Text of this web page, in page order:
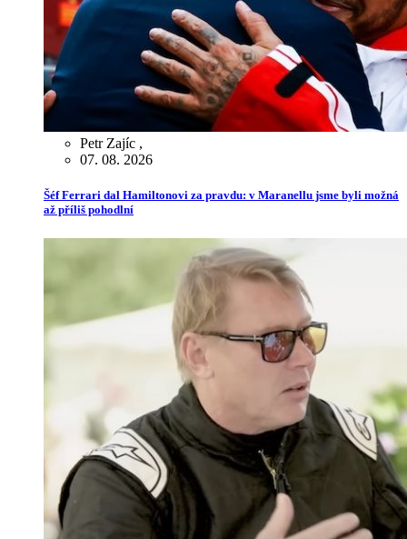
Petr Zajíc ,
07. 08. 2026
Šéf Ferrari dal Hamiltonovi za pravdu: v Maranellu jsme byli možná
až příliš pohodlní